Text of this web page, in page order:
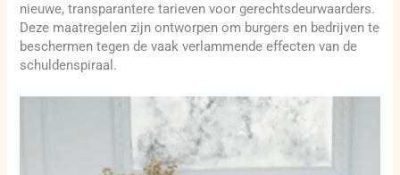
nieuwe, transparantere tarieven voor gerechtsdeurwaarders.
Deze maatregelen zijn ontworpen om burgers en bedrijven te
beschermen tegen de vaak verlammende effecten van de
schuldenspiraal.